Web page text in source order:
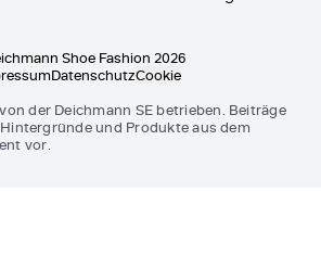
Shoe Fashion 2026
DatenschutzCookie
der Deichmann SE betrieben. Beiträge
und Produkte aus dem
vor.